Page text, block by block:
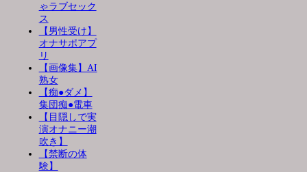
ゃラブセック
ス
【男性受け】
オナサポアプ
リ
【画像集】AI
熟女
【痴●ダメ】
集団痴●電車
【目隠しで実
演オナニー潮
吹き】
【禁断の体
験】